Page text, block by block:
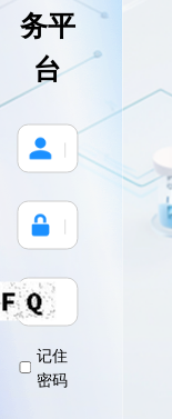
务平
台
记住
密码